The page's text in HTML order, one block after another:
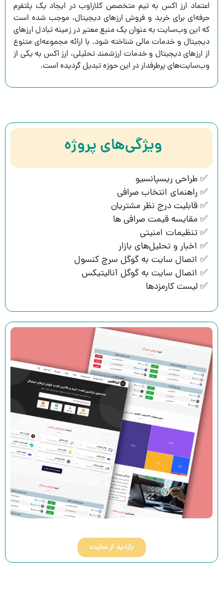
اعتماد ارز اکس به تیم متخصص کلاراوب در ایجاد یک پلتفرم
حرفه‌ای برای خرید و فروش ارزهای دیجیتال، موجب شده است
که این وب‌سایت به عنوان یک منبع معتبر در زمینه تبادل ارزهای
دیجیتال و خدمات مالی شناخته شود. با ارائه مجموعه‌ای متنوع
از ارزهای دیجیتال و خدمات ارزشمند تحلیلی، ارز اکس به یکی از
وب‌سایت‌های پرطرفدار در این حوزه تبدیل گردیده است.
ویژگی‌‌های پروژه
✅ طراحی ریسپانسیو
✅ راهنمای انتخاب صرافی
✅ قابلیت درج نظر مشتریان
✅ مقایسه قیمت صرافی ها
✅ تنظیمات امنیتی
✅ اخبار و تحلیل‌های بازار
✅ اتصال سایت به گوگل سرچ کنسول
✅ اتصال سایت به گوگل آنالیتیکس
✅ لیست کارمزدها
بازدید از سایت